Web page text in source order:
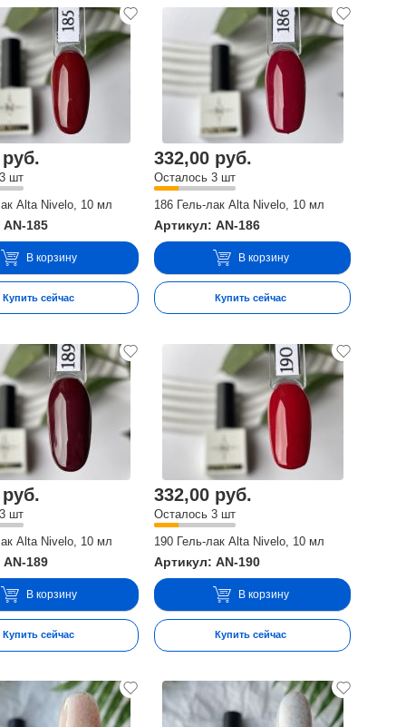
шт
Alta Nivelo, 10 мл
185
В корзину
Купить сейчас
332,00 руб.
Осталось 3 шт
186 Гель-лак Alta Nivelo, 10 мл
Артикул: AN-186
В корзину
Купить сейчас
шт
Alta Nivelo, 10 мл
189
В корзину
Купить сейчас
332,00 руб.
Осталось 3 шт
190 Гель-лак Alta Nivelo, 10 мл
Артикул: AN-190
В корзину
Купить сейчас